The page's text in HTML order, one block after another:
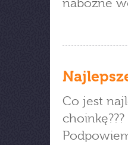
nabożne
Co jest